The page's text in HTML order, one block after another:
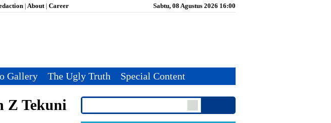
Gallery The Ugly Truth Special Content
| About| Career Sabtu, 08 Agustus 2026 16:00
Z Tekuni